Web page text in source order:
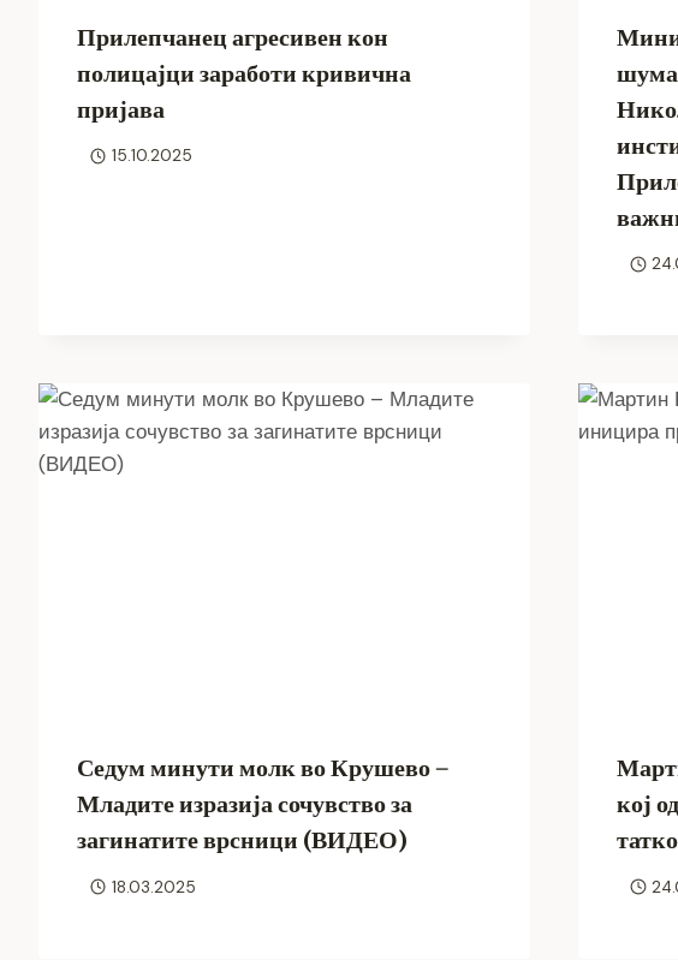
Прилепчанец агресивен кон
полицајци заработи кривична
пријава
15.10.2025
Седум минути молк во Крушево –
Младите изразија сочувство за
загинатите врсници (ВИДЕО)
18.03.2025
кој